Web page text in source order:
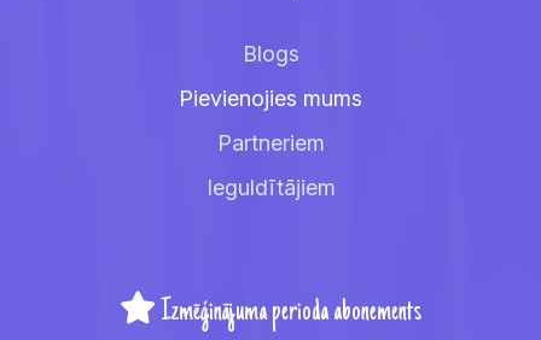
Blogs
Pievienojies mums
Partneriem
Ieguldītājiem
Izmēģinājuma perioda abonements